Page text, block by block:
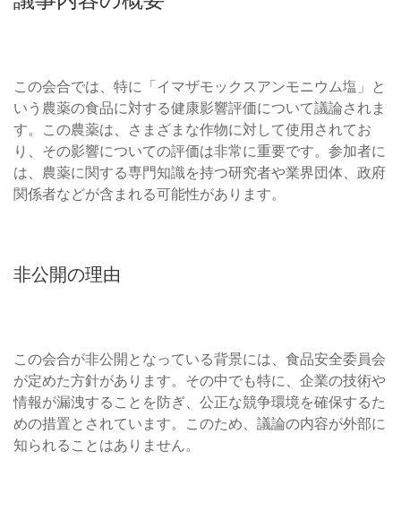
この会合では、特に「イマザモックスアンモニウム塩」と
いう農薬の食品に対する健康影響評価について議論されま
す。この農薬は、さまざまな作物に対して使用されてお
り、その影響についての評価は非常に重要です。参加者に
は、農薬に関する専門知識を持つ研究者や業界団体、政府
関係者などが含まれる可能性があります。
非公開の理由
この会合が非公開となっている背景には、食品安全委員会
が定めた方針があります。その中でも特に、企業の技術や
情報が漏洩することを防ぎ、公正な競争環境を確保するた
めの措置とされています。このため、議論の内容が外部に
知られることはありません。